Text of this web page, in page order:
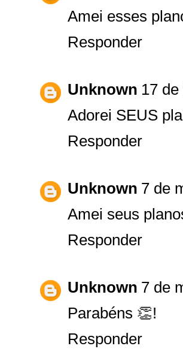
Amei esses
Responder
Unknown 17
Adorei SEUS
Responder
Unknown 7 de
Amei seus
Responder
Unknown 7 de
Parabéns 👏!
Responder